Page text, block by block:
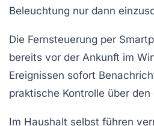
Beleuchtung nur dann
Die Fernsteuerung per
bereits vor der Ankunft im
Ereignissen sofort
praktische Kontrolle über
Im Haushalt selbst führen